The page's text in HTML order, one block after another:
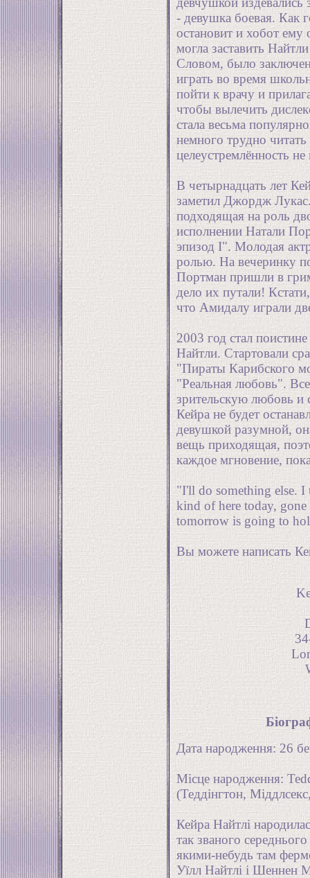
- девушка боевая. Как
остановит и хобот ему
могла заставить
Словом, было
играть во время
пойти к врачу и
чтобы вылечить
стала весьма
немного трудно читать
целеустремлённость
В четырнадцать лет
заметил Джордж
подходящая на роль
исполнении Натали
эпизод I". Молодая
ролью. На вечеринку
Портман пришли в
дело их путали!
что Амидалу играли
2003 год стал
Найтли. Стартовали
"Пираты Карибского
"Реальная любовь".
зрительскую любовь
Кейра не будет
девушкой разумной,
вещь приходящая,
каждое мгновение,
"I'll do something else. I
kind of here today,
tomorrow is going to
Вы можете написать
Дата народження: 26
Місце народження:
(Теддінгтон,
Кейра Найтлі
так званого
якими-небудь там
Уїлл Найтлі і Шеннен